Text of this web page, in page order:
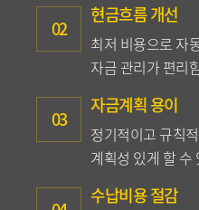
02
현금흐름 개선
최저 비용으로 자
자금 관리가 편리
03
자금계획 용이
정기적이고 규칙
계획성 있게 할 수
수납비용 절감